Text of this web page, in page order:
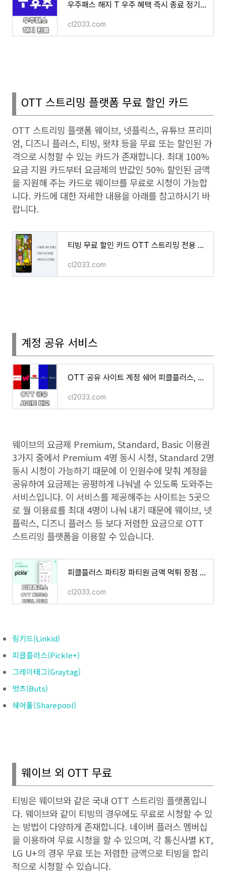
우주패스 해지 T 우주 혜택 즉시 종료 정기결제 환불 방법 SKT
cl2033.com
OTT 스트리밍 플랫폼 무료 할인 카드
OTT 스트리밍 플랫폼 웨이브, 넷플릭스, 유튜브 프리미
엄, 디즈니 플러스, 티빙, 왓챠 등을 무료 또는 할인된 가
격으로 시청할 수 있는 카드가 존재합니다. 최대 100%
요금 지원 카드부터 요금제의 반값인 50% 할인된 금액
을 지원해 주는 카드로 웨이브를 무료로 시청이 가능합
니다. 카드에 대한 자세한 내용을 아래를 참고하시기 바
랍니다.
티빙 무료 할인 카드 OTT 스트리밍 전용 카드 넷플릭스 디즈니+ Youtube Premium 웨이브
cl2033.com
계정 공유 서비스
OTT 공유 사이트 계정 쉐어 피클플러스, 링키드, 그레이태그, 벗츠, 쉐어풀 비교 추천
cl2033.com
웨이브의 요금제 Premium, Standard, Basic 이용권
3가지 중에서 Premium 4명 동시 시청, Standard 2명
동시 시청이 가능하기 때문에 이 인원수에 맞춰 계정을
공유하여 요금제는 공평하게 나눠낼 수 있도록 도와주는
서비스입니다. 이 서비스를 제공해주는 사이트는 5곳으
로 월 이용료를 최대 4명이 나눠 내기 때문에 웨이브, 넷
플릭스, 디즈니 플러스 등 보다 저렴한 요금으로 OTT
스트리밍 플랫폼을 이용할 수 있습니다.
피클플러스 파티장 파티원 금액 먹튀 장점 단점 OTT 계정 공유 서비스 2분 만에 알아보기
cl2033.com
링키드(Linkid)
피클플러스(Pickle+)
그레이태그(Graytag)
벗츠(Buts)
쉐어풀(Sharepool)
웨이브 외 OTT 무료
티빙은 웨이브와 같은 국내 OTT 스트리밍 플랫폼입니
다. 웨이브와 같이 티빙의 경우에도 무료로 시청할 수 있
는 방법이 다양하게 존재합니다. 네이버 플러스 멤버십
을 이용하여 무료 시청을 할 수 있으며, 각 통신사별 KT,
LG U+의 경우 무료 또는 저렴한 금액으로 티빙을 합리
적으로 시청할 수 있습니다.